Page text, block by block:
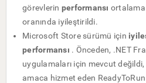
görevlerin performansı ortalama
oranında iyileştirildi.
Microsoft Store sürümü için
performansı . Önceden, .NET
uygulamaları için mevcut
amaca hizmet eden